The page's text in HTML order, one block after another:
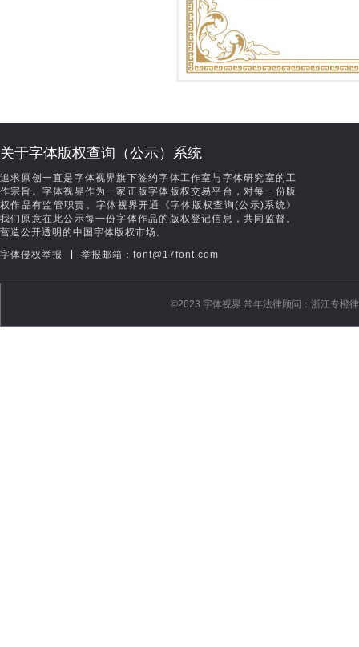
关于字体版权查询（公示）系统
追求原创一直是字体视界旗下签约字体工作室与字体研究室的工
作宗旨。字体视界作为一家正版字体版权交易平台，对每一份版
权作品有监管职责。字体视界开通《字体版权查询(公示)系统》
我们原意在此公示每一份字体作品的版权登记信息，共同监督。
营造公开透明的中国字体版权市场。
字体侵权举报 举报邮箱：font@17font.com
©️2023 字体视界 常年法律顾问：浙江专橙